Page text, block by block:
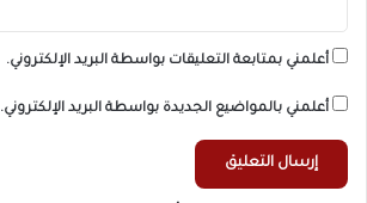
أعلمني بمتابعة التعليقات بواسطة البريد الإلكتروني.
أعلمني بالمواضيع الجديدة بواسطة البريد الإلكتروني.